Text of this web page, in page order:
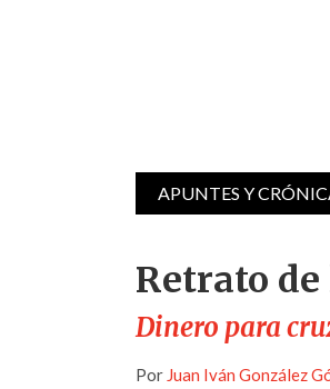
APUNTES Y
Retrato
Dinero para
Por Juan Iván González